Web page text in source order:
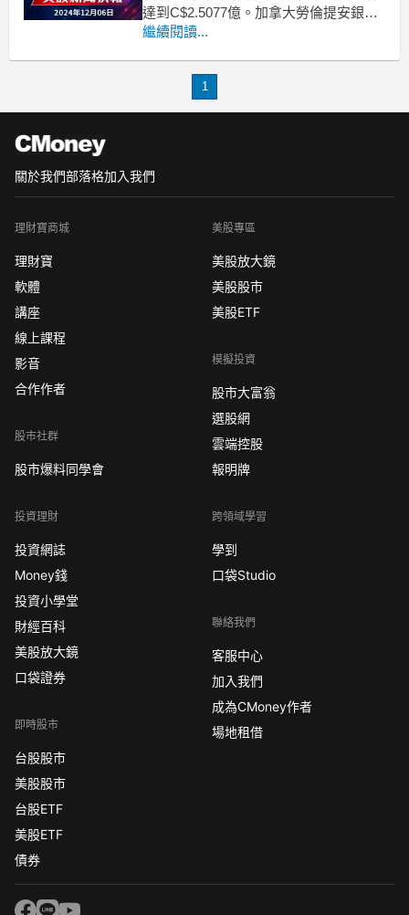
達到C$2.5077億。加拿大勞倫提安銀行
近日釋出了其2023年第四季度的財務報
益（EPS）為C$0.89，同比增長1.3%。
繼續閱讀...
1
關於我們部落格加入我們
理財寶商城
理財寶
軟體
講座
線上課程
影音
合作作者
股市社群
股市爆料同學會
投資理財
投資網誌
Money錢
投資小學堂
財經百科
美股放大鏡
口袋證券
即時股市
台股股市
美股股市
台股ETF
美股ETF
債券
美股專區
美股放大鏡
美股股市
美股ETF
模擬投資
股市大富翁
選股網
雲端控股
報明牌
跨領域學習
學到
口袋Studio
聯絡我們
客服中心
加入我們
成為CMoney作者
場地租借